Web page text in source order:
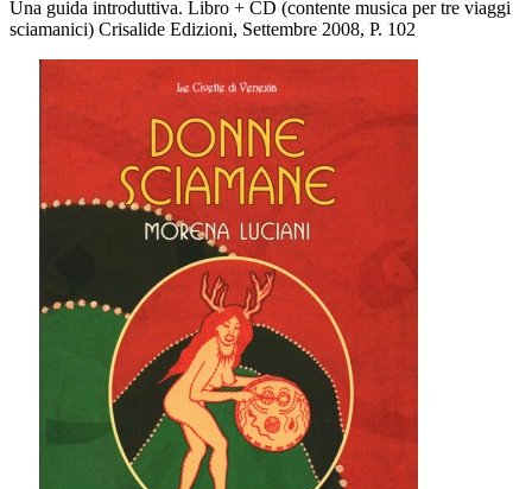
Una guida introduttiva. Libro + CD (contente musica per tre viaggi
sciamanici) Crisalide Edizioni, Settembre 2008, P. 102